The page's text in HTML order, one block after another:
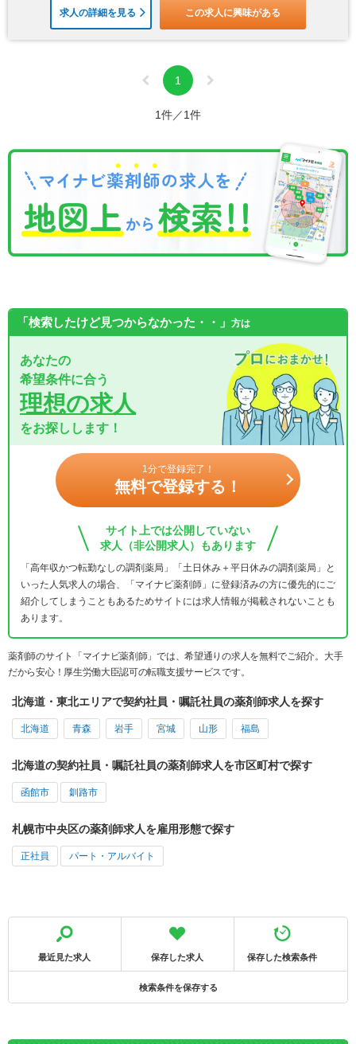
求人の詳細を見る この求人に興味がある
1
1件／1件
「検索したけど見つからなかった・・」 方は
あなたの
希望条件に合う
理想の求人
をお探しします！
1分で登録完了！
無料で登録する！
サイト上では公開していない
求人（非公開求人）もあります
「高年収かつ転勤なしの調剤薬局」「土日休み＋平日休みの調剤薬局」と
いった人気求人の場合、「マイナビ薬剤師」に登録済みの方に優先的にご
紹介してしまうこともあるためサイトには求人情報が掲載されないことも
あります。
薬剤師のサイト「マイナビ薬剤師」では、希望通りの求人を無料でご紹介。大手
だから安心！厚生労働大臣認可の転職支援サービスです。
北海道・東北エリアで契約社員・嘱託社員の薬剤師求人を探す
北海道 青森 岩手 宮城 山形 福島
北海道の契約社員・嘱託社員の薬剤師求人を市区町村で探す
函館市 釧路市
札幌市中央区の薬剤師求人を雇用形態で探す
正社員 パート・アルバイト
最近見た求人 保存した求人 保存した検索条件
検索条件を保存する